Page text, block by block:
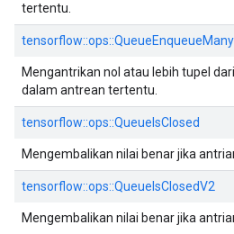
tertentu.
tensorflow::ops::QueueEnqueueMany
Mengantrikan nol atau lebih tupel
dalam antrean tertentu.
tensorflow::ops::QueueIsClosed
Mengembalikan nilai benar jika
tensorflow::ops::QueueIsClosedV2
Mengembalikan nilai benar jika